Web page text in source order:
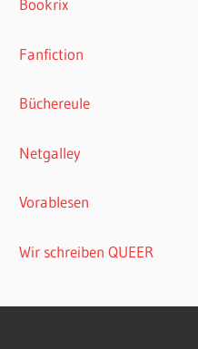
Bookrix
Fanfiction
Büchereule
Netgalley
Vorablesen
Wir schreiben QUEER